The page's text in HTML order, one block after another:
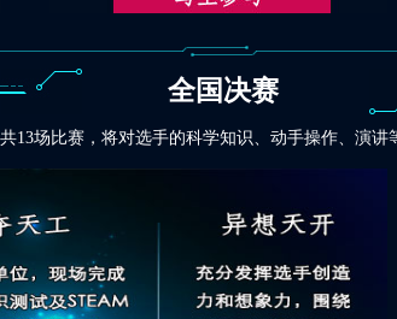
全国决赛
科学知识、动手操作、演讲等方